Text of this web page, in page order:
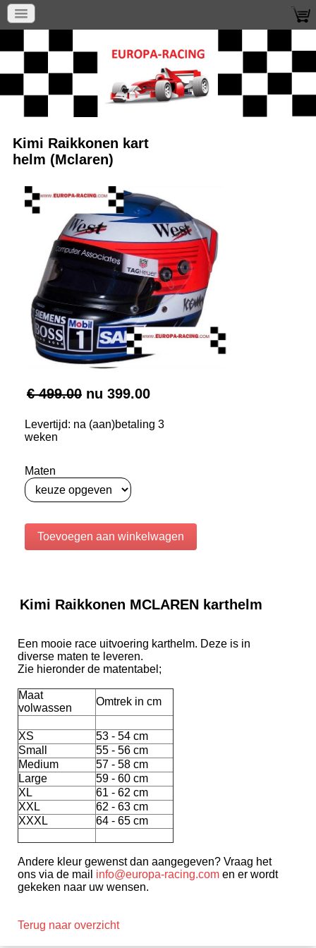
Kimi Raikkonen kart
helm (Mclaren)
€ 499.00 nu 399.00
Levertijd: na (aan)betaling 3
weken
Maten
Kimi Raikkonen MCLAREN karthelm
Een mooie race uitvoering karthelm. Deze is in
diverse maten te leveren.
Zie hieronder de matentabel;
Maat
volwassen
Omtrek in cm
XS
53 - 54 cm
Small
55 - 56 cm
Medium
57 - 58 cm
Large
59 - 60 cm
XL
61 - 62 cm
XXL
62 - 63 cm
XXXL
64 - 65 cm
Andere kleur gewenst dan aangegeven? Vraag het
ons via de mail info@europa-racing.com en er wordt
gekeken naar uw wensen.
Terug naar overzicht